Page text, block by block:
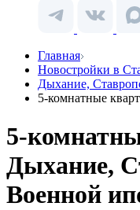
Главная
Новостройки в
Дыхание,
5-комнатные
5-
Дыхание,
Военной